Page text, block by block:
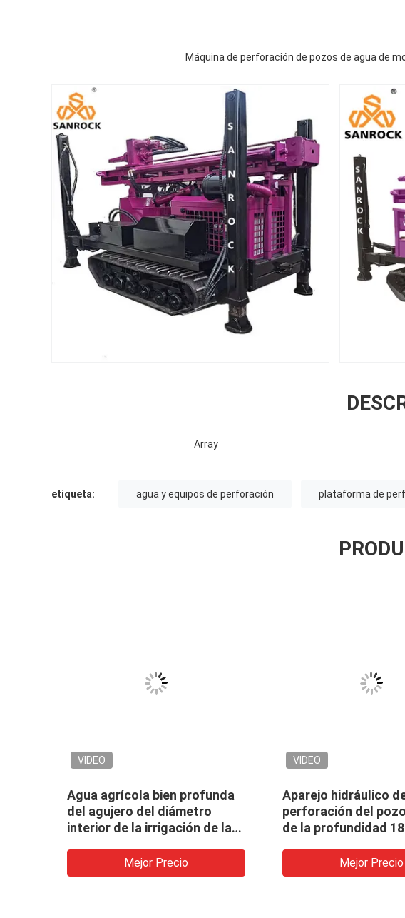
Máquina de perforación de pozos de agua de
Array
etiqueta: agua y equipos de perforación plataforma de
VIDEO
Agua agrícola bien profunda
del agujero del diámetro
interior de la irrigación de la
Mejor Precio
VIDEO
Aparejo hidráulico
perforación del
de la profundidad
geotérmica del agua
Mejor Precio